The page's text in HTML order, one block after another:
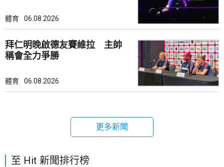
體育 06.08.2026
拜仁明晚啟德友賽維拉 主帥
稱會全力爭勝
體育 06.08.2026
更多新聞
至 Hit 新聞排行榜